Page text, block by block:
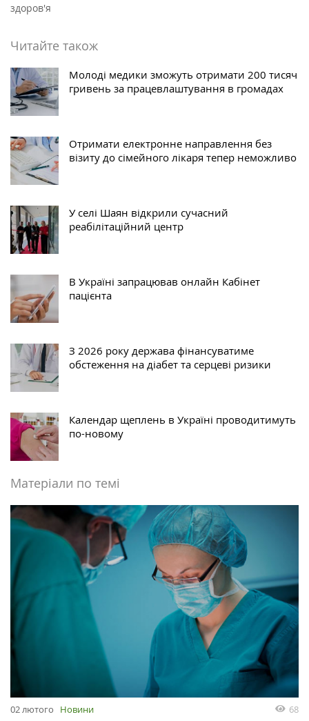
здоров'я
Читайте також
Молоді медики зможуть отримати 200 тисяч
гривень за працевлаштування в громадах
Отримати електронне направлення без
візиту до сімейного лікаря тепер неможливо
У селі Шаян відкрили сучасний
реабілітаційний центр
В Україні запрацював онлайн Кабінет
пацієнта
З 2026 року держава фінансуватиме
обстеження на діабет та серцеві ризики
Календар щеплень в Україні проводитимуть
по-новому
Матеріали по темі
02 лютого Новини 68